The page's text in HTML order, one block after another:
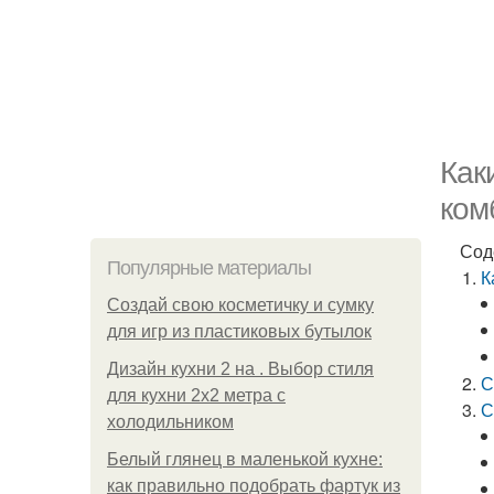
Популярные материалы
Создай свою косметичку и сумку
для игр из пластиковых бутылок
Дизайн кухни 2 на . Выбор стиля
для кухни 2х2 метра с
холодильником
Белый глянец в маленькой кухне:
как правильно подобрать фартук из